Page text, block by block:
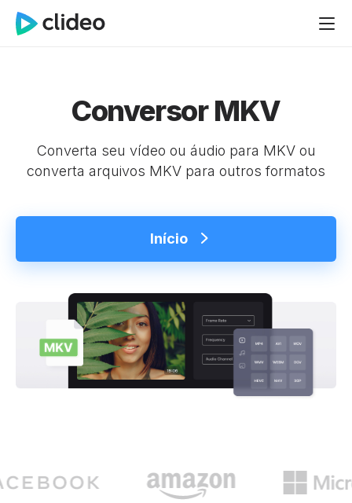
Conversor MKV
Converta seu vídeo ou áudio para MKV ou
converta arquivos MKV para outros formatos
Início